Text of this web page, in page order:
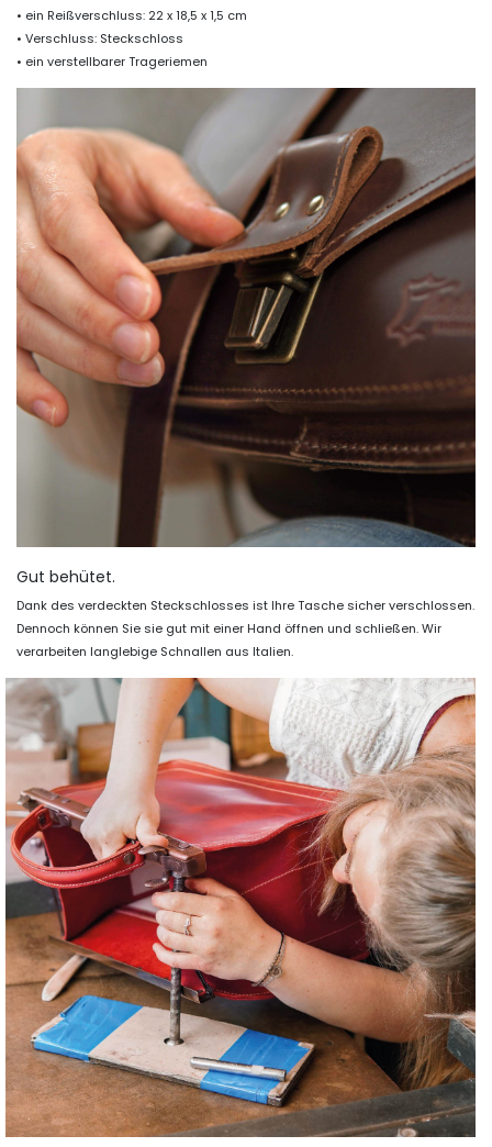
• ein Reißverschluss: 22 x 18,5 x 1,5 cm
• Verschluss: Steckschloss
• ein verstellbarer Trageriemen
Gut behütet.
Dank des verdeckten Steckschlosses ist Ihre Tasche sicher verschlossen.
Dennoch können Sie sie gut mit einer Hand öffnen und schließen. Wir
verarbeiten langlebige Schnallen aus Italien.